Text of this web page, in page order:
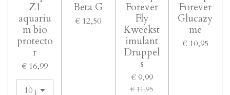
Z1
aquariu
m bio
protecto
r
€ 16,99
Beta G
€ 12,50
Forever
Fly
Kweekst
imulant
Druppel
s
€ 9,99
€ 11,95
Forever
Glucazy
me
€ 10,95